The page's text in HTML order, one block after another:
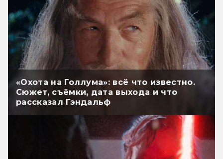
«Охота на Голлума»: всё что известно.
Сюжет, съёмки, дата выхода и что
рассказал Гэндальф